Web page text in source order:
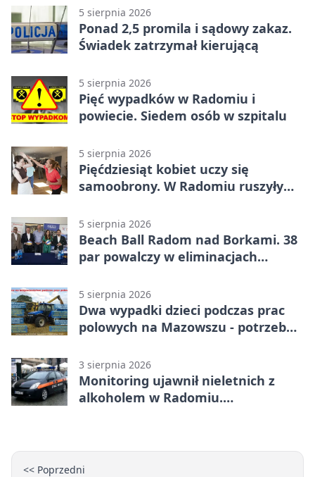
5 sierpnia 2026
Ponad 2,5 promila i sądowy zakaz.
Świadek zatrzymał kierującą
5 sierpnia 2026
Pięć wypadków w Radomiu i
powiecie. Siedem osób w szpitalu
5 sierpnia 2026
Pięćdziesiąt kobiet uczy się
samoobrony. W Radomiu ruszyły
5 sierpnia 2026
Beach Ball Radom nad Borkami. 38
par powalczy w eliminacjach
5 sierpnia 2026
Dwa wypadki dzieci podczas prac
polowych na Mazowszu - potrzebna
3 sierpnia 2026
Monitoring ujawnił nieletnich z
alkoholem w Radomiu.
<< Poprzedni